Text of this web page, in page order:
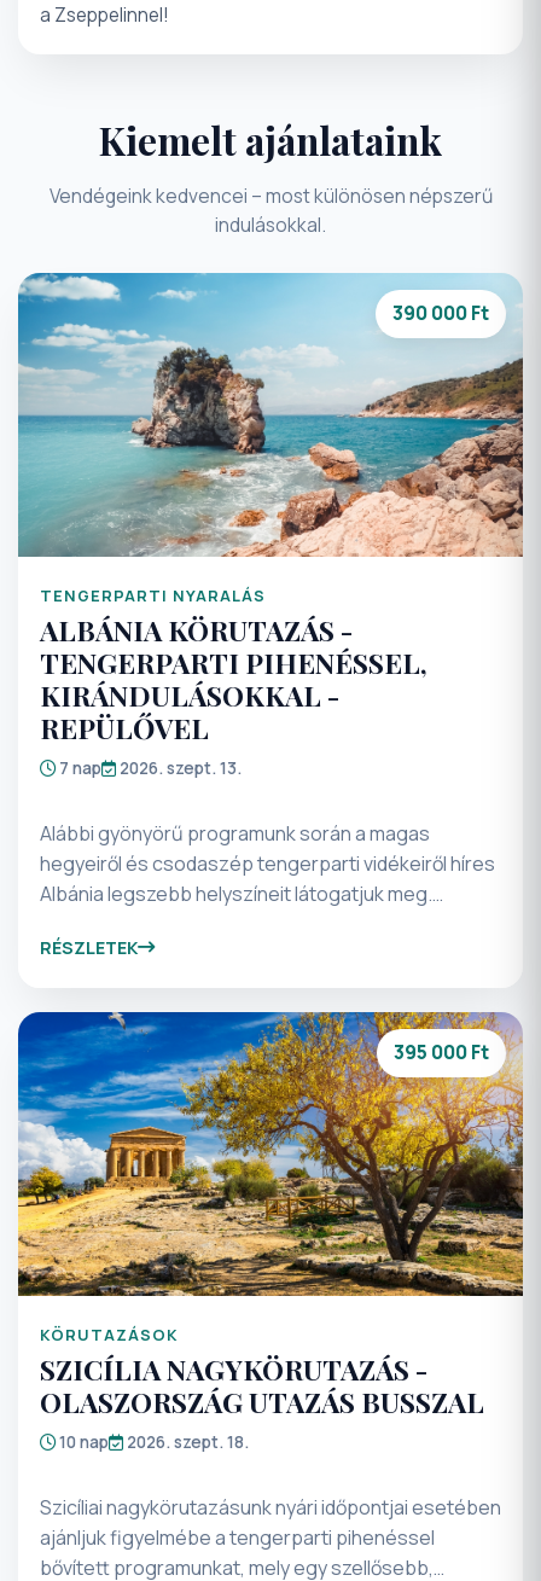
a Zseppelinnel!
Kiemelt ajánlataink
Vendégeink kedvencei – most különösen népszerű
indulásokkal.
390 000 Ft
TENGERPARTI NYARALÁS
ALBÁNIA KÖRUTAZÁS -
TENGERPARTI PIHENÉSSEL,
KIRÁNDULÁSOKKAL -
REPÜLŐVEL
7 nap 2026. szept. 13.
Alábbi gyönyörű programunk során a magas
hegyeiről és csodaszép tengerparti vidékeiről híres
Albánia legszebb helyszíneit látogatjuk meg.
belátása és vérmérséklete szerint választhat, hogy
az aktív kikapcsolódásnak vagy a pihentető
tengerparti időtöltésnek szenteli az itt eltöltött
napokat! Jöjjön velünk, és ismerje meg Albánia
különleges történelmi emlékhelyeit és napsütötte,
homokos tengerpartját!
RÉSZLETEK
395 000 Ft
KÖRUTAZÁSOK
SZICÍLIA NAGYKÖRUTAZÁS -
OLASZORSZÁG UTAZÁS BUSSZAL
10 nap 2026. szept. 18.
Szicíliai nagykörutazásunk nyári időpontjai esetében
ajánljuk figyelmébe a tengerparti pihenéssel
bővített programunkat, mely egy szellősebb,